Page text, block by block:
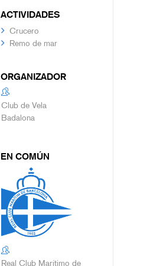
ACTIVIDADES
Crucero
Remo de mar
ORGANIZADOR
Club de Vela
Badalona
EN COMÚN
Real Club Marítimo de